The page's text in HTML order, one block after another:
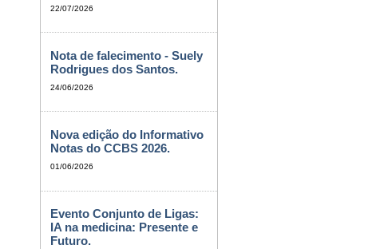
22/07/2026
Nota de falecimento - Suely
Rodrigues dos Santos.
24/06/2026
Nova edição do Informativo
Notas do CCBS 2026.
01/06/2026
Evento Conjunto de Ligas:
IA na medicina: Presente e
Futuro.